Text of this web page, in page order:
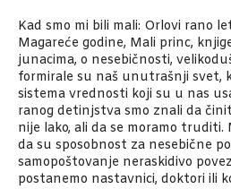
Kad smo mi bili mali: Orlovi rano
Magareće godine, Mali princ,
junacima, o nesebičnosti,
formirale su naš unutrašnji svet,
sistema vrednosti koji su u nas
ranog detinjstva smo znali da
nije lako, ali da se moramo truditi.
da su sposobnost za nesebične
samopoštovanje neraskidivo
postanemo nastavnici, doktori ili